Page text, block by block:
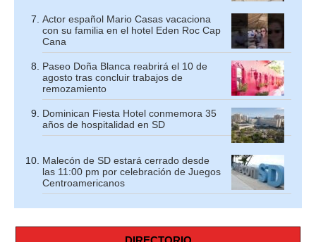
Actor español Mario Casas vacaciona
con su familia en el hotel Eden Roc Cap
Cana
Paseo Doña Blanca reabrirá el 10 de
agosto tras concluir trabajos de
remozamiento
Dominican Fiesta Hotel conmemora 35
años de hospitalidad en SD
Malecón de SD estará cerrado desde
las 11:00 pm por celebración de Juegos
Centroamericanos